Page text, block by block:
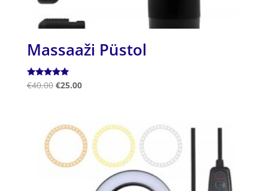
Massaaži Püstol
Hinnanguga
5.00
€40.00 €25.00